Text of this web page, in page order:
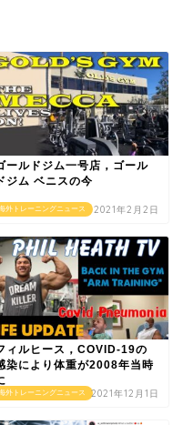
外トレーニングニュース
ールドジム一号店，ゴール
ジム ベニスの今
2021年2月2日
外トレーニングニュース
ィルヒース，COVID-19の
染により体重が2008年当時
2021年12月1日